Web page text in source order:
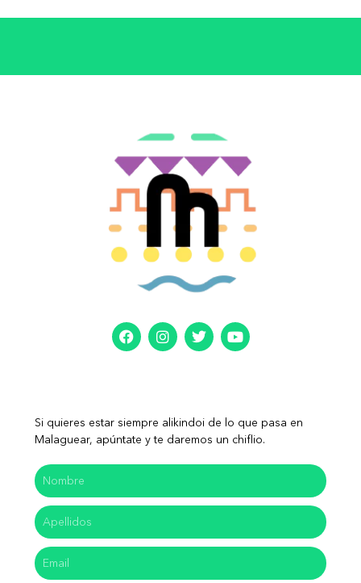
Si quieres estar siempre alikindoi de lo que pasa en
Malaguear, apúntate y te daremos un chiflio.